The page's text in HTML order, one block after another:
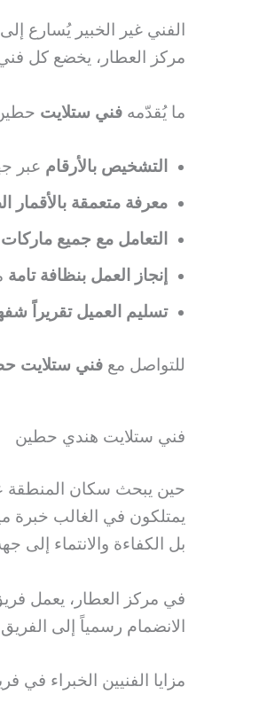
الفني غير الخبير يُسارع
مركز العطار، يخضع كل
ما يُقدّمه فني ستلايت
التشخيص بالأرقام عبر
معرفة متعمقة بالأقمار
التعامل مع جميع
إنجاز العمل بنظافة تامة
تسليم العميل تقريراً
للتواصل مع فني ستلايت
فني ستلايت هندي حطين
حين يبحث سكان المنطقة
يمتلكون في الغالب خبرة
بل الكفاءة والانتماء إلى
في مركز العطار، يعمل
الانضمام رسمياً إلى
مزايا الفنيين الخبراء في